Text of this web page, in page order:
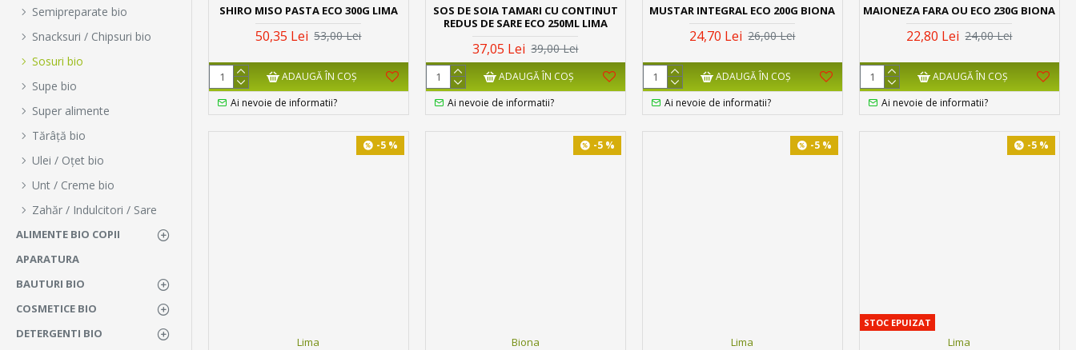
Semipreparate bio
Snacksuri / Chipsuri bio
Sosuri bio
Supe bio
Super alimente
Tărâță bio
Ulei / Oțet bio
Unt / Creme bio
Zahăr / Indulcitori / Sare
ALIMENTE BIO COPII
APARATURA
BAUTURI BIO
COSMETICE BIO
DETERGENTI BIO
SHIRO MISO PASTA ECO 300G LIMA
50,35 Lei 53,00 Lei
ADAUGĂ ÎN COŞ
Ai nevoie de informatii?
SOS DE SOIA TAMARI CU CONTINUT
REDUS DE SARE ECO 250ML LIMA
37,05 Lei 39,00 Lei
ADAUGĂ ÎN COŞ
Ai nevoie de informatii?
MUSTAR INTEGRAL ECO 200G BIONA
24,70 Lei 26,00 Lei
ADAUGĂ ÎN COŞ
Ai nevoie de informatii?
MAIONEZA FARA OU ECO 230G BIONA
22,80 Lei 24,00 Lei
ADAUGĂ ÎN COŞ
Ai nevoie de informatii?
-5 %
Lima
-5 %
Biona
-5 %
Lima
-5 %
STOC EPUIZAT
Lima